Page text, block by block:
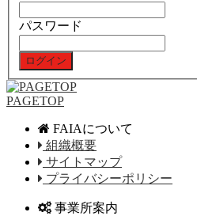
パスワード
PAGETOP
FAIAについて
組織概要
サイトマップ
プライバシーポリシー
事業所案内